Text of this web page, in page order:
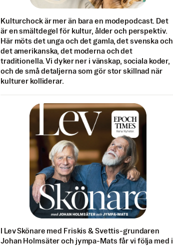
Kulturchock är mer än bara en modepodcast. Det
är en smältdegel för kultur, ålder och perspektiv.
Här möts det unga och det gamla, det svenska och
det amerikanska, det moderna och det
traditionella. Vi dyker ner i vänskap, sociala koder,
och de små detaljerna som gör stor skillnad när
kulturer kolliderar.
I Lev Skönare med Friskis & Svettis-grundaren
Johan Holmsäter och jympa-Mats får vi följa med i